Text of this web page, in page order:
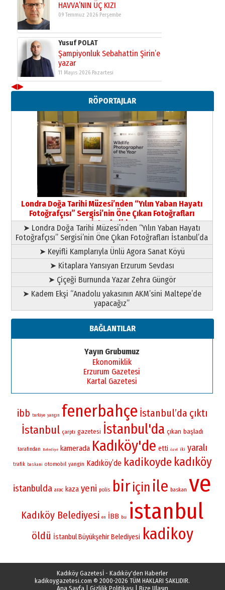
HAVVA’NIN ÜÇ KIZI
09 Temmuz 2026 Perşembe
Yusuf POLAT
Şampiyonluk Sebahattin Şirin’e
yazar
11 Mayıs 2026 Pazartesi
Neşat YALÇIN
Paranın Aile Kültüründeki Yeri
03 Ağustos 2026 Pazartesi
Yıldırım Gündoğdu
HAVVA’NIN ÜÇ KIZI
09 Temmuz 2026 Perşembe
Yusuf POLAT
Şampiyonluk Sebahattin Şirin’e
yazar
11 Mayıs 2026 Pazartesi
◀▶
RÖPORTAJLAR
Londra Doğa Tarihi Müzesi’nden “Yılın Yaban Hayatı
Fotoğrafçısı” Sergisi’nin Öne Çıkan Fotoğrafları
İstanbul’da
➤ Londra Doğa Tarihi Müzesi’nden “Yılın Yaban Hayatı
Fotoğrafçısı” Sergisi’nin Öne Çıkan Fotoğrafları İstanbul’da
➤ Keyifli Kamplarıyla Ünlü Agora Sanat Köyü
➤ Kitaplara Yansıyan Erzurum Sevdası
➤ Çiçeği Burnunda Yazar Zehra Güngör
➤ Kadem Ekşi “Anadolu yakasının AKM’sini Maltepe’de
yapacağız”
BAĞLANTILAR
Yayın Grubumuz
Ekonomiklik
Erzurum Gazetesi
Kartal Gazetesi
ibb turkiye yangın fenerbahçe İstanbul’da çıktı
İstanbul çarptı gazetesi İstanbul'da çıkan başladı
tarafından Belediye kamerada Kadıköy'de etti özel iki yaralı
trafik baskani otomobil yangin Kadıköy’de kadikoyde kadıköy
istanbulda arac kaza yeni polis biriçin ile baskan ve
Kadıköy Belediyesi en İBB bu istanbul
öldü İstanbul Büyükşehir Belediyesi kadikoy
Kadıköy Gazetesİ - Kadıköy'den Haberler
kadikoygazetesi.com © 2000-2026 TÜM HAKLARI SAKLIDIR.
Ana Sayfa
Gizlilik Politikası Bize Ulaşın